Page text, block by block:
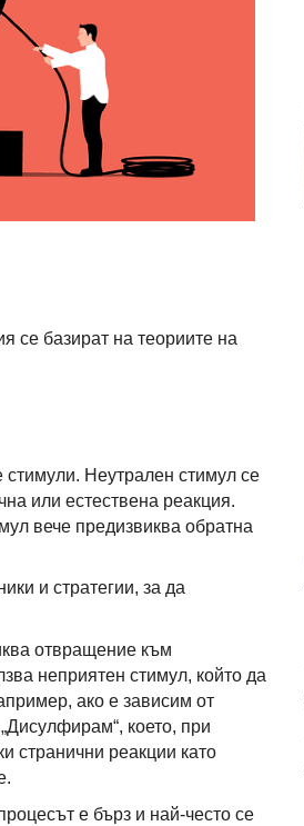
се базират на теориите на
Неутрален стимул се
или естествена реакция.
вече предизвиква обратна
и стратегии, за да
отвращение към
неприятен стимул, който да
ако е зависим от
което, при
странични реакции като
е бърз и най-често се